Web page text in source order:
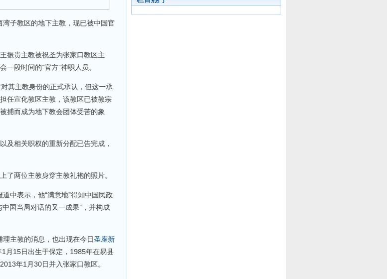
子教区的地下主教，现已被中国官
振贵主教被祝圣为张家口教区主
段时间的“官方”神职人员。
其主教身份的正式承认，但这一承
任宣化教区主教，该教区已被教宗
捕而成为地下教会团体受苦的象
及相关职权的重新分配已告完成，
了两位主教身穿主教礼袍的照片。
中表示，他“满意地”得知中国民政
国当局对话的又一成果”，并构成
主教的消息，也出现在今日圣座新
月15日出生于保定，1985年在易县
年1月30日并入张家口教区。